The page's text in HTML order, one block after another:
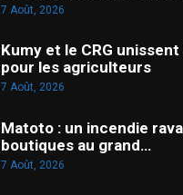
7 Août, 2026
Kumy et le CRG
pour les agriculteurs
7 Août, 2026
Matoto : un incendie
boutiques au grand…
7 Août, 2026